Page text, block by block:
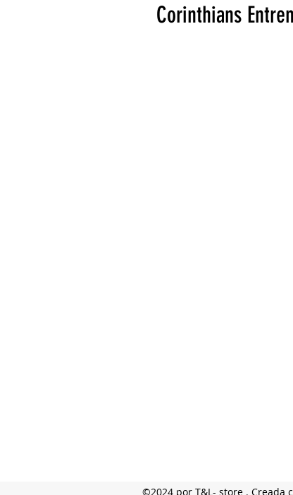
Corinthians
©2024 por T&L- store . Creada